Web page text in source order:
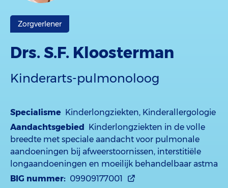
Zorgverlener
Drs. S.F. Kloosterman
Kinderarts-pulmonoloog
Specialisme Kinderlongziekten, Kinderallergologie
Aandachtsgebied Kinderlongziekten in de volle
breedte met speciale aandacht voor pulmonale
aandoeningen bij afweerstoornissen, interstitiële
longaandoeningen en moeilijk behandelbaar astma
BIG nummer: 09909177001